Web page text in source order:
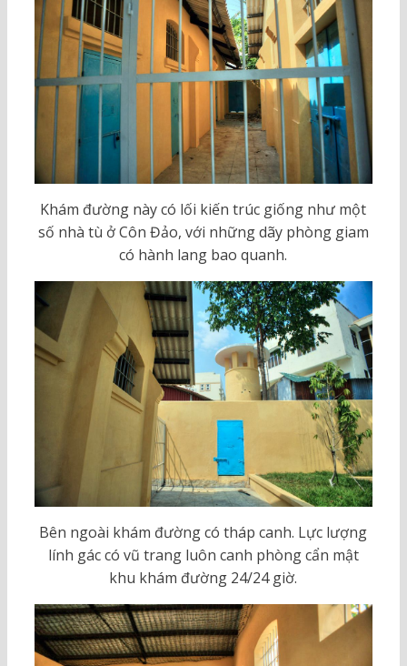
Khám đường này có lối kiến trúc giống như một
số nhà tù ở Côn Đảo, với những dãy phòng giam
có hành lang bao quanh.
Bên ngoài khám đường có tháp canh. Lực lượng
lính gác có vũ trang luôn canh phòng cẩn mật
khu khám đường 24/24 giờ.